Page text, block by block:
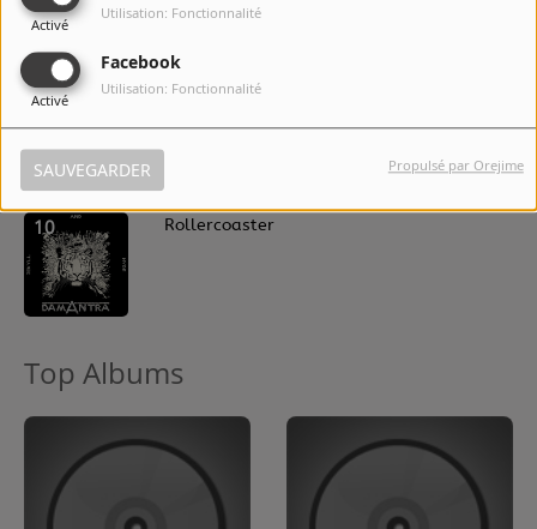
Activé
Utilisation: Fonctionnalité
Facebook
Activé
Utilisation: Fonctionnalité
SAUVEGARDER Propulsé par Orejime
9
10 Rollercoaster
Top Albums